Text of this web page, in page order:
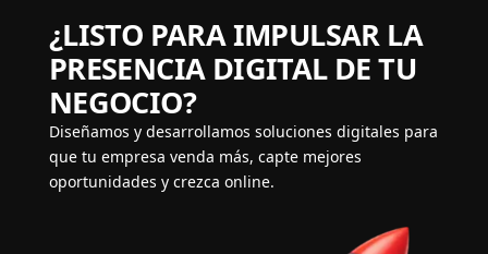
¿LISTO PARA IMPULSAR LA
PRESENCIA DIGITAL DE TU
NEGOCIO?
Diseñamos y desarrollamos soluciones digitales para
que tu empresa venda más, capte mejores
oportunidades y crezca online.